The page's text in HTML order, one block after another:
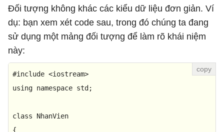
Đối tượng không khác các kiểu dữ liệu đơn giản. Ví
dụ: bạn xem xét code sau, trong đó chúng ta đang
sử dụng một mảng đối tượng để làm rõ khái niệm
này:
#include <iostream>
using namespace std;
class
NhanVien
{